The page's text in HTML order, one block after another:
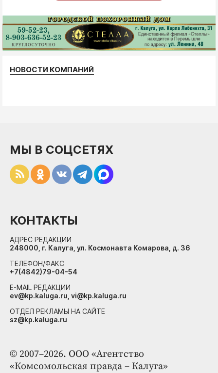
НОВОСТИ КОМПАНИЙ
© 2007–2026. ООО «Агентство
«Комсомольская правда – Калуга»
МЫ В СОЦСЕТЯХ
КОНТАКТЫ
АДРЕС РЕДАКЦИИ
248000, г. Калуга, ул. Космонавта Комарова, д. 36
ТЕЛЕФОН/ФАКС
+7(4842)79-04-54
E-MAIL РЕДАКЦИИ
ev@kp.kaluga.ru, vi@kp.kaluga.ru
ОТДЕЛ РЕКЛАМЫ НА САЙТЕ
sz@kp.kaluga.ru